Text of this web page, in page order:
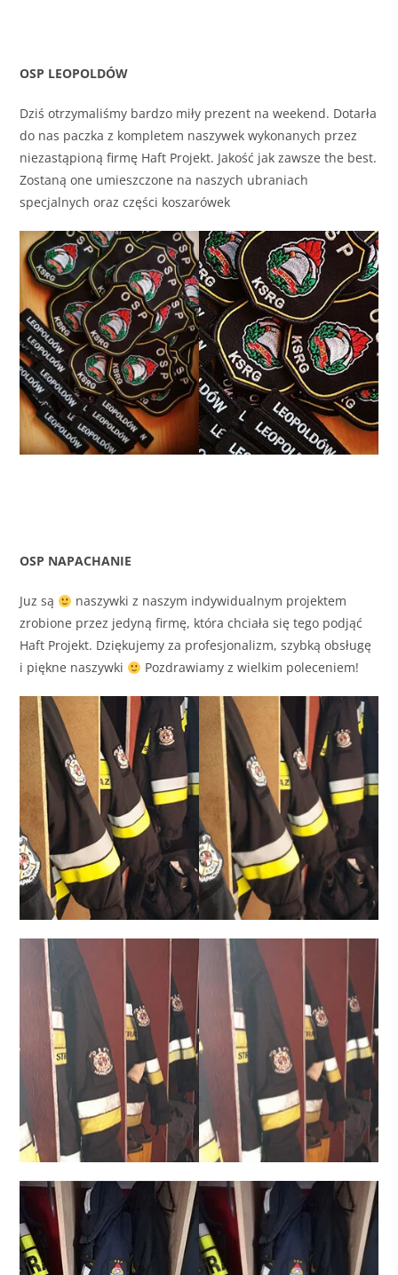
OSP LEOPOLDÓW
Dziś otrzymaliśmy bardzo miły prezent na weekend. Dotarła
do nas paczka z kompletem naszywek wykonanych przez
niezastąpioną firmę Haft Projekt. Jakość jak zawsze the best.
Zostaną one umieszczone na naszych ubraniach
specjalnych oraz części koszarówek
OSP NAPACHANIE
Juz są
naszywki z naszym indywidualnym projektem
zrobione przez jedyną firmę, która chciała się tego podjąć
Haft Projekt. Dziękujemy za profesjonalizm, szybką obsługę
i piękne naszywki
Pozdrawiamy z wielkim poleceniem!